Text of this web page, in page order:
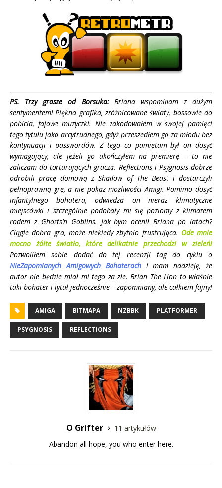
PS. Trzy grosze od Borsuka:Briana wspominam z dużym
sentymentem! Piękna grafika, zróżnicowane światy, bossowie do
pobicia, fajowe muzyczki. Nie zakodowałem w swojej pamięci
tego tytułu jako arcytrudnego, gdyż przeszedłem go za młodu bez
kontynuacji i passwordów. Z tego co pamiętam był on dosyć
wymagający, ale jeżeli go ukończyłem na premierę – to nie
zaliczam do torturujących gracza. Reflections i Psygnosis dobrze
odrobili pracę domową z Shadow of The Beast i dostarczyli
pełnoprawną grę, a nie pokaz możliwości Amigi. Pomimo dosyć
infantylnego bohatera, odwiedza on nieraz klimatyczne
miejscówki i szczególnie podobały mi się poziomy z klimatem
rodem z Ghosts’n Goblins. Jak bym ocenił Briana po latach?
Ciągle dobra gra, może niekiedy zbytnio frustrująca. Ode mnie
mocno żółte światło, które delikatnie przechodzi w zieleń!
Pozwoliłem sobie dodać do tej recenzji tag do cyklu o
NieZapomianych Amigowych Bohaterachi mam nadzieję, że
autor nie będzie miał mi tego za złe. Brian The Lion to właśnie
taki bohater i tytuł jednocześnie – zapomniany, ale całkiem fajny!
AMIGA BITMAPA NZBBK PLATFORMER
PSYGNOSIS REFLECTIONS
O Grifter
11 artykułów
Abandon all hope, you who enter here.